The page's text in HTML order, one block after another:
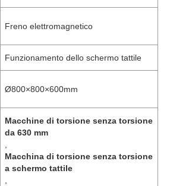
Freno elettromagnetico
Funzionamento dello schermo tattile
Ø800×800×600mm
Macchine di torsione senza torsione
da 630 mm
Macchina di torsione senza torsione
a schermo tattile